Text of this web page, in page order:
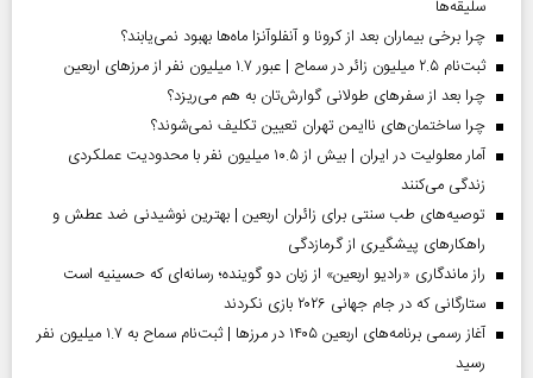
سلیقه‌ها
چرا برخی بیماران بعد از کرونا و آنفلوآنزا ماه‌ها بهبود نمی‌یابند؟
ثبت‌نام ۲.۵ میلیون زائر در سماح | عبور ۱.۷ میلیون نفر از مرز‌های اربعین
چرا بعد از سفرهای طولانی گوارش‌تان به هم می‌ریزد؟
چرا ساختمان‌های ناایمن تهران تعیین تکلیف نمی‌شوند؟
آمار معلولیت در ایران | بیش از ۱۰.۵ میلیون نفر با محدودیت عملکردی
زندگی می‌کنند
توصیه‌های طب سنتی برای زائران اربعین | بهترین نوشیدنی ضد عطش و
راهکارهای پیشگیری از گرمازدگی
راز ماندگاری «رادیو اربعین» از زبان دو گوینده؛ رسانه‌ای که حسینیه است
ستارگانی که در جام جهانی ۲۰۲۶ بازی نکردند
آغاز رسمی برنامه‌های اربعین ۱۴۰۵ در مرز‌ها | ثبت‌نام سماح به ۱.۷ میلیون نفر
رسید